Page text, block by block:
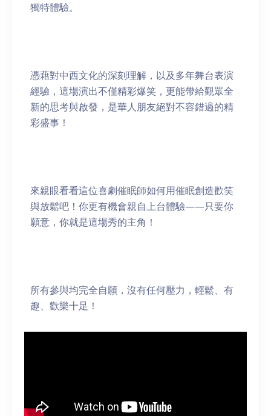
獨特體驗。
憑藉對中西文化的深刻理解，以及多年舞台表演
經驗，這場演出不僅精彩爆笑，更能帶給觀眾全
新的思考與啟發，是華人朋友絕對不容錯過的精
彩盛事！
來親眼看看這位喜劇催眠師如何用催眠創造歡笑
與放鬆吧！你更有機會親自上台體驗——只要你
願意，你就是這場秀的主角！
所有參與均完全自願，沒有任何壓力，輕鬆、有
趣、歡樂十足！